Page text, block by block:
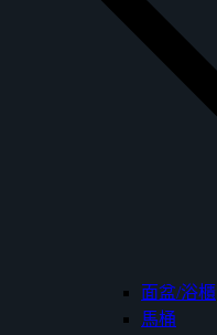
面盆/浴櫃
馬桶